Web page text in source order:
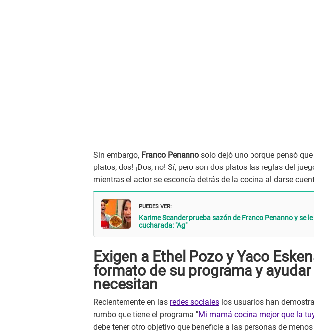
Sin embargo, Franco Penanno solo dejó uno porque pensó
platos, dos! ¡Dos, no! Sí, pero son dos platos las reglas del
mientras el actor se escondía detrás de la cocina al darse
PUEDES VER:
Karime Scander prueba sazón de Franco Penanno y se
cucharada: "Ag"
Exigen a Ethel Pozo y Yaco
formato de su programa y
necesitan
Recientemente en las redes sociales los usuarios han
rumbo que tiene el programa "Mi mamá cocina mejor que la
debe tener otro objetivo que beneficie a las personas de menos